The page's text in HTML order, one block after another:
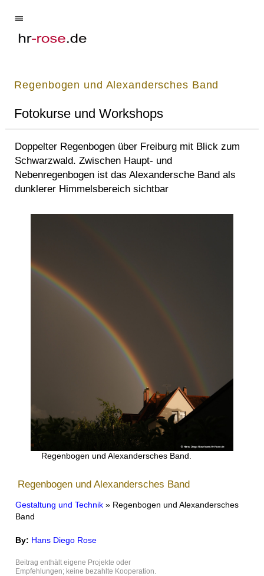
Regenbogen und Alexandersches Band
Fotokurse und Workshops
Doppelter Regenbogen über Freiburg mit Blick zum
Schwarzwald. Zwischen Haupt- und
Nebenregenbogen ist das Alexandersche Band als
dunklerer Himmelsbereich sichtbar
Regenbogen und Alexandersches Band.
Regenbogen und Alexandersches Band
Gestaltung und Technik » Regenbogen und Alexandersches
Band
By: Hans Diego Rose
Beitrag enthält eigene Projekte oder
Empfehlungen; keine bezahlte Kooperation.